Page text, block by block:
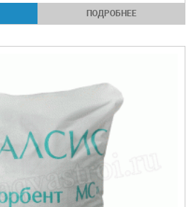
ПОДРОБНЕЕ